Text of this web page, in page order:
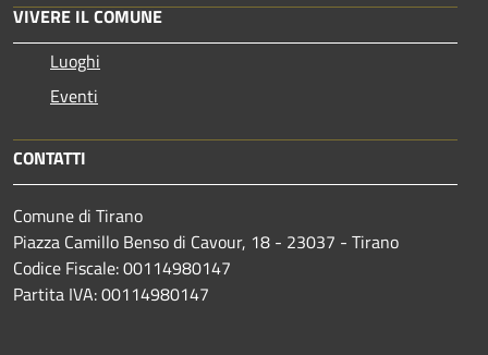
VIVERE IL COMUNE
Luoghi
Eventi
CONTATTI
Comune di Tirano
Piazza Camillo Benso di Cavour, 18 - 23037 - Tirano
Codice Fiscale: 00114980147
Partita IVA: 00114980147